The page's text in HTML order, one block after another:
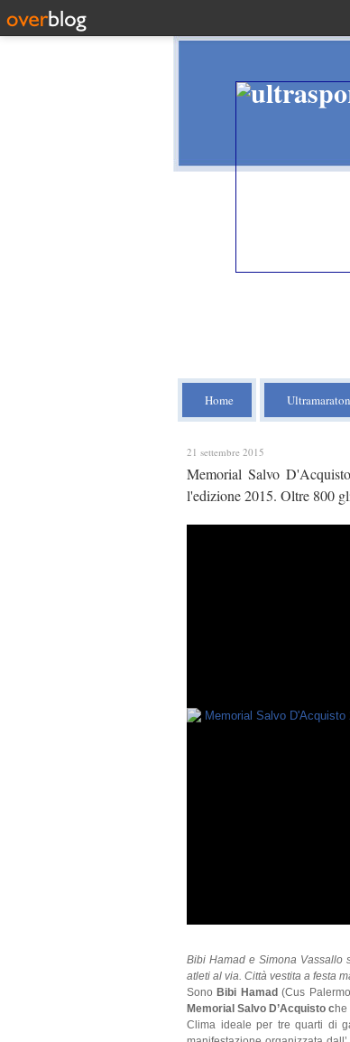
Home
21 settembre 2015
Memorial Salvo
l'edizione 2015. Oltre 800
Bibi Hamad e Simona Vassallo
atleti al via. Città vestita a festa
SonoBibi Hamad(Cus
Memorial Salvo D’Acquisto che
Clima ideale per tre quarti di